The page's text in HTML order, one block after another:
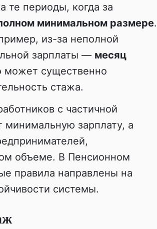
те периоды, когда за
минимальном размере.
из-за неполной
зарплаты — месяц
может существенно
стажа.
с частичной
минимальную зарплату, а
объеме. В Пенсионном
правила направлены на
системы.